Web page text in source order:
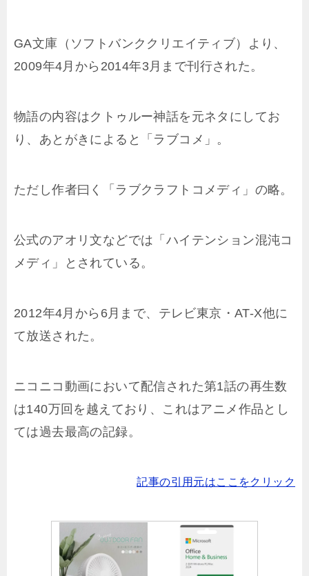
GA文庫（ソフトバンククリエイティブ）より、
2009年4月から2014年3月まで刊行された。
物語の内容はクトゥルー神話を元ネタにしてお
り、あとがきによると「ラブコメ」。
ただし作者曰く「ラブクラフトコメディ」の略。
公式のアオリ文などでは「ハイテンション混沌コ
メディ」とされている。
2012年4月から6月まで、テレビ東京・AT-X他に
て放送された。
ニコニコ動画において配信された第1話の再生数
は140万回を越えており、これはアニメ作品とし
ては過去最高の記録。
記事の引用元はここをクリック